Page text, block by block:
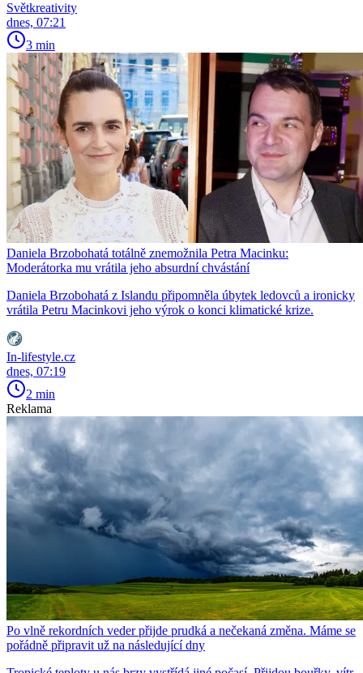
Světkreativity
dnes, 07:21
3 min
Daniela Brzobohatá totálně znemožnila Petra Macinku:
Moderátorka mu vrátila jeho absurdní chvástání
Daniela Brzobohatá z Islandu připomněla úbytek ledovců a ironicky
vrátila Petru Macinkovi jeho výrok o konci klimatické krize.
In-lifestyle.cz
dnes, 07:19
2 min
Reklama
Po vlně rekordních veder přijde prudká a nečekaná změna. Máme se
pořádně připravit už na následující dny